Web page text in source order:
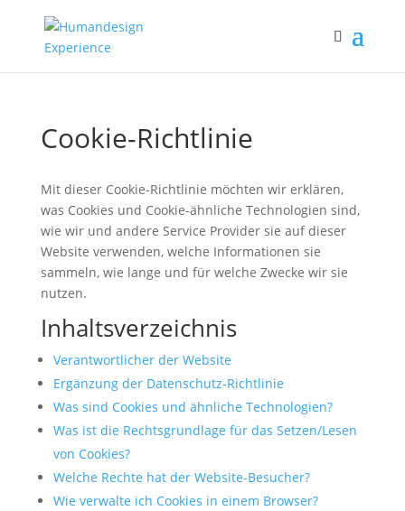
Cookie-Richtlinie
Mit dieser Cookie-Richtlinie möchten wir erklären,
was Cookies und Cookie-ähnliche Technologien sind,
wie wir und andere Service Provider sie auf dieser
Website verwenden, welche Informationen sie
sammeln, wie lange und für welche Zwecke wir sie
nutzen.
Inhaltsverzeichnis
Verantwortlicher der Website
Ergänzung der Datenschutz-Richtlinie
Was sind Cookies und ähnliche Technologien?
Was ist die Rechtsgrundlage für das Setzen/Lesen
von Cookies?
Welche Rechte hat der Website-Besucher?
Wie verwalte ich Cookies in einem Browser?